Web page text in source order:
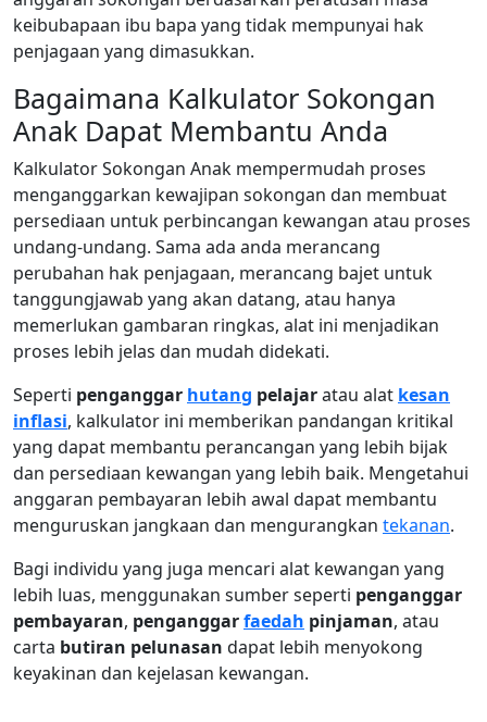
keibubapaan ibu bapa yang tidak mempunyai hak
penjagaan yang dimasukkan.
Bagaimana Kalkulator Sokongan
Anak Dapat Membantu Anda
Kalkulator Sokongan Anak mempermudah proses
menganggarkan kewajipan sokongan dan membuat
persediaan untuk perbincangan kewangan atau proses
undang-undang. Sama ada anda merancang
perubahan hak penjagaan, merancang bajet untuk
tanggungjawab yang akan datang, atau hanya
memerlukan gambaran ringkas, alat ini menjadikan
proses lebih jelas dan mudah didekati.
Seperti penganggar hutang pelajaratau alat kesan
inflasi, kalkulator ini memberikan pandangan kritikal
yang dapat membantu perancangan yang lebih bijak
dan persediaan kewangan yang lebih baik. Mengetahui
anggaran pembayaran lebih awal dapat membantu
menguruskan jangkaan dan mengurangkan tekanan.
Bagi individu yang juga mencari alat kewangan yang
lebih luas, menggunakan sumber seperti penganggar
pembayaran, penganggarfaedah pinjaman, atau
carta butiran pelunasan dapat lebih menyokong
keyakinan dan kejelasan kewangan.